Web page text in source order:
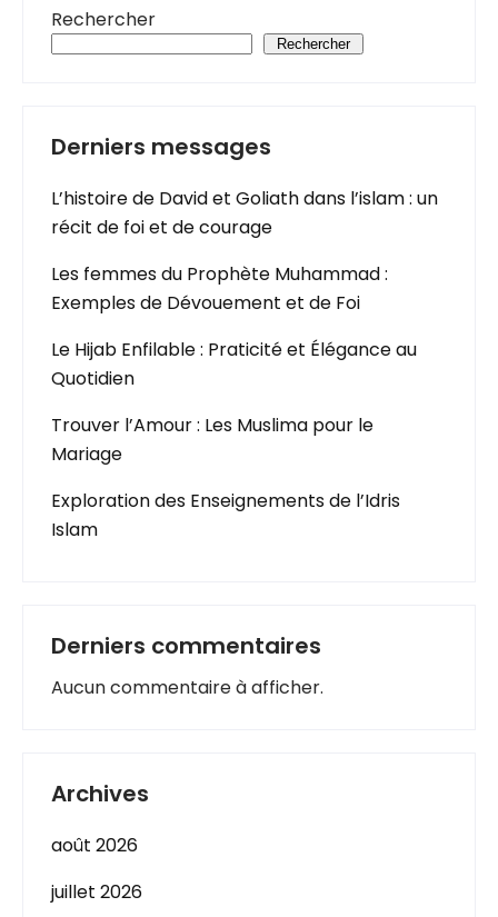
Rechercher
Rechercher
Derniers messages
L’histoire de David et Goliath dans l’islam : un
récit de foi et de courage
Les femmes du Prophète Muhammad :
Exemples de Dévouement et de Foi
Le Hijab Enfilable : Praticité et Élégance au
Quotidien
Trouver l’Amour : Les Muslima pour le
Mariage
Exploration des Enseignements de l’Idris
Islam
Derniers commentaires
Aucun commentaire à afficher.
Archives
août 2026
juillet 2026